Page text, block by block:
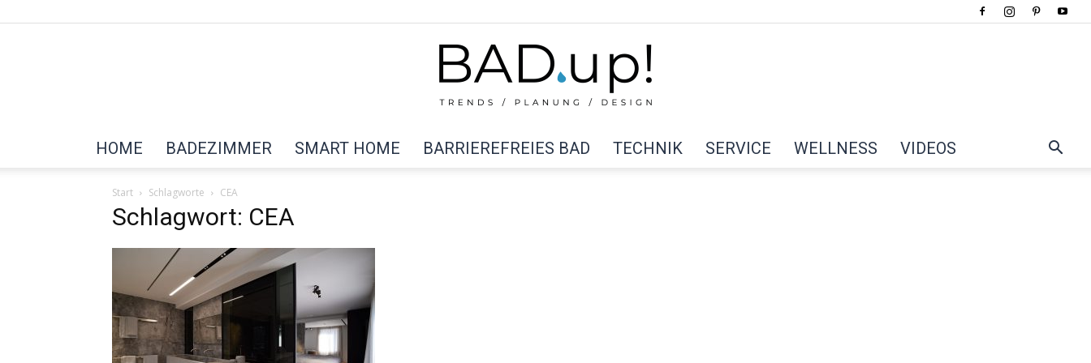
HOME BADEZIMMER SMART HOME BARRIEREFREIES BAD TECHNIK SERVICE WELLNESS VIDEOS
Start Schlagworte CEA
Schlagwort: CEA